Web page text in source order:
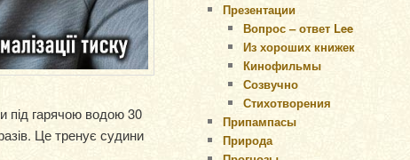
під гарячою водою 30
Це тренує судини
Презентации
Вопрос – ответ Lee
Из хороших книжек
Кинофильмы
Созвучно
Стихотворения
Припампасы
Природа